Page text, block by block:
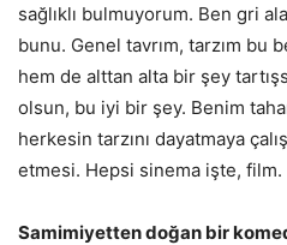
sağlıklı bulmuyorum. Ben gri
bunu. Genel tavrım, tarzım bu
hem de alttan alta bir şey
olsun, bu iyi bir şey. Benim
herkesin tarzını dayatmaya
etmesi. Hepsi sinema işte, film.
Samimiyetten doğan bir